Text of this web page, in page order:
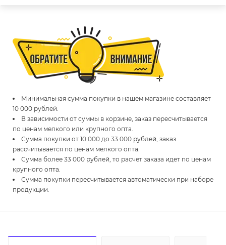
Минимальная сумма покупки в нашем магазине составляет
10 000 рублей.
В зависимости от суммы в корзине, заказ пересчитывается
по ценам мелкого или крупного опта.
Сумма покупки от 10 000 до 33 000 рублей, заказ
рассчитывается по ценам мелкого опта.
Сумма более 33 000 рублей, то расчет заказа идет по ценам
крупного опта.
Сумма покупки пересчитывается автоматически при наборе
продукции.